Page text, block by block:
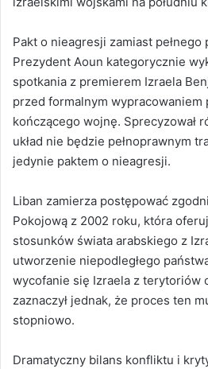
Pakt o nieagresji zamiast pełnego
Prezydent Aoun kategorycznie
spotkania z premierem Izraela
przed formalnym wypracowaniem
kończącego wojnę. Sprecyzował
układ nie będzie pełnoprawnym
jedynie paktem o nieagresji.
Liban zamierza postępować
Pokojową z 2002 roku, która
stosunków świata arabskiego z
utworzenie niepodległego
wycofanie się Izraela z terytoriów
zaznaczył jednak, że proces ten
stopniowo.
Dramatyczny bilans konfliktu i